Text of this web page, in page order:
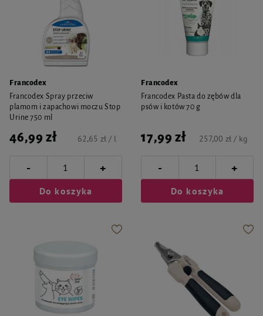
Francodex
Francodex Spray przeciw
plamom i zapachowi moczu Stop
Urine 750 ml
46,99 zł 62,65 zł / l
- +
Do koszyka
Francodex
Francodex Pasta do zębów dla
psów i kotów 70 g
17,99 zł 257,00 zł / kg
- +
Do koszyka